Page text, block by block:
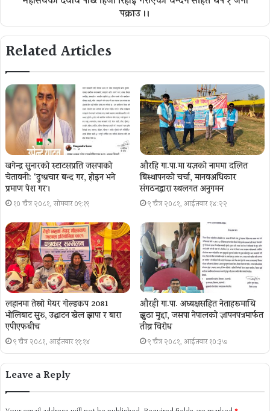
पक्राउ ।।
Related Articles
खगेन्द्र सुनारको स्टाटसप्रति जसपाको
चेतावनी: ‘दुष्प्रचार बन्द गर, होइन भने
प्रमाण पेश गर´।
१० चैत्र २०८१, सोमबार ०९:१९
औरहि गा.पा.मा यज्ञकाे नाममा दलित
बिस्थापनकाे चर्चा, मानवअधिकार
संगठनद्वारा स्थलगत अनुगमन
९ चैत्र २०८१, आईतवार १४:२२
लहानमा तेस्रो मेयर गोल्डकप 2081
भोलिबाट सुरु, उद्घाटन खेल झापा र बारा
एपीएफबीच
९ चैत्र २०८१, आईतवार ११:१४
औरही गा.पा. अध्यक्षसहित नेताहरूमाथि
झुठा मुद्दा, जसपा नेपालको ज्ञापनपत्रमार्फत
तीव्र विरोध
९ चैत्र २०८१, आईतवार १०:३७
Leave a Reply